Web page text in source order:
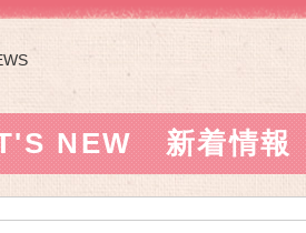
NEW 新着情報